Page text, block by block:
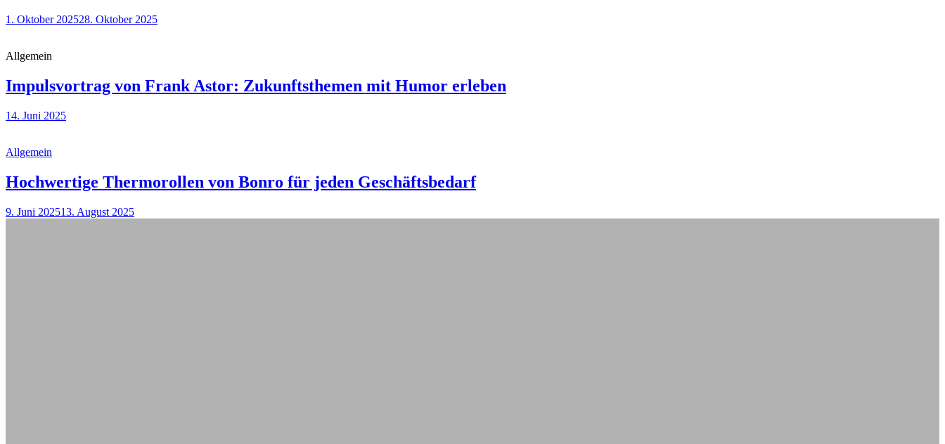
1. Oktober 202528. Oktober 2025
Allgemein
Impulsvortrag von Frank Astor: Zukunftsthemen mit Humor erleben
14. Juni 2025
Allgemein
Hochwertige Thermorollen von Bonro für jeden Geschäftsbedarf
9. Juni 202513. August 2025